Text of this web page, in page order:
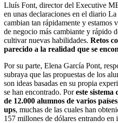
Lluís Font, director del Executive
en unas declaraciones en el diario
cambian tan rápidamente y estamos
de negocio más cambiante y rápido
cultivar nuevas habilidades. Retos
parecido a la realidad que se
Por su parte, Elena García Pont,
subraya que las propuestas de los
son ideas basadas en su propia
se han encontrado. Poreste
de 12.000 alumnos de varios
ups, muchas de las cuales han
157 millones de dólares entrando en